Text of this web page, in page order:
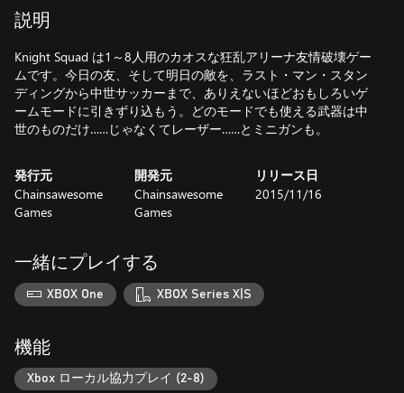
説明
Knight Squad は1～8人用のカオスな狂乱アリーナ友情破壊ゲー
ムです。今日の友、そして明日の敵を、ラスト・マン・スタン
ディングから中世サッカーまで、ありえないほどおもしろいゲ
ームモードに引きずり込もう。どのモードでも使える武器は中
世のものだけ……じゃなくてレーザー……とミニガンも。
発行元
Chainsawesome
Games
開発元
Chainsawesome
Games
リリース日
2015/11/16
一緒にプレイする
XBOX One XBOX Series X|S
機能
Xbox ローカル協力プレイ (2-8)